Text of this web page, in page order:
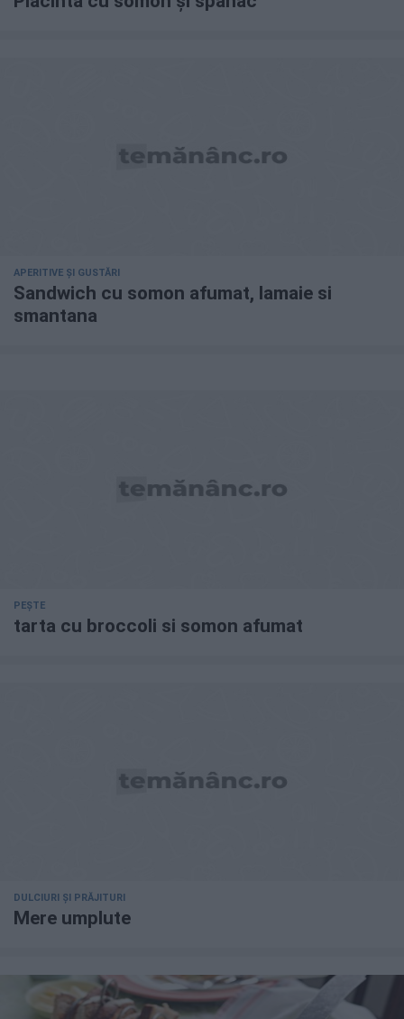
APERITIVE ȘI GUSTĂRI
Sandwich cu somon afumat, lamaie si
smantana
PEȘTE
tarta cu broccoli si somon afumat
DULCIURI ȘI PRĂJITURI
Mere umplute